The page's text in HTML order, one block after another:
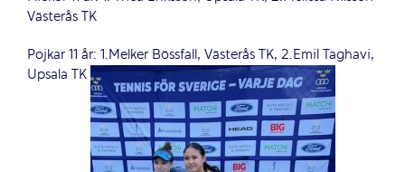
Västerås TK
Pojkar 11 år: 1.Melker Bössfall, Västerås TK, 2.Emil Taghavi,
Upsala TK